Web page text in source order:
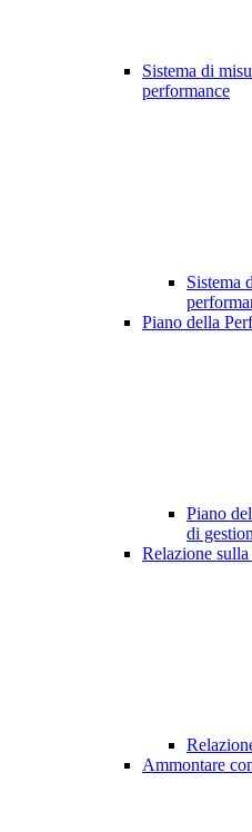
Sistema di
performance
Sistema
Piano della
Piano
di
Relazione
Ammontare